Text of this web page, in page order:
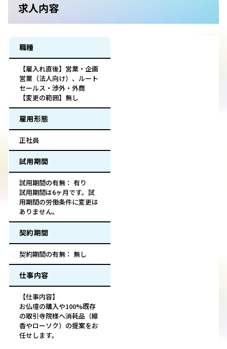
求人内容
職種
【雇入れ直後】営業・企画
営業（法人向け）、ルート
セールス・渉外・外商
【変更の範囲】無し
雇用形態
正社員
試用期間
試用期間の有無： 有り
試用期間は6ヶ月です。試
用期間の労働条件に変更は
ありません。
契約期間
契約期間の有無： 無し
仕事内容
【仕事内容】
お仏壇の購入や100%既存
の取引寺院様へ消耗品（線
香やローソク）の提案をお
任せします。